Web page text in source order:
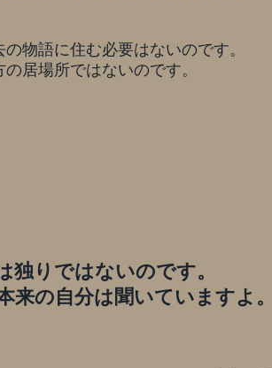
の物語に住む必要はないのです。
の居場所ではないのです。
独りではないのです。
来の自分は聞いていますよ。